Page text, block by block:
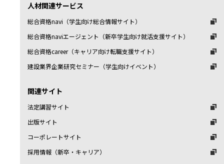
人材関連サービス
総合資格navi（学生向け総合情報サイト）
総合資格naviエージェント（新卒学生向け就活支援サイト）
総合資格career（キャリア向け転職支援サイト）
建設業界企業研究セミナー（学生向けイベント）
関連サイト
法定講習サイト
出版サイト
コーポレートサイト
採用情報（新卒・キャリア）